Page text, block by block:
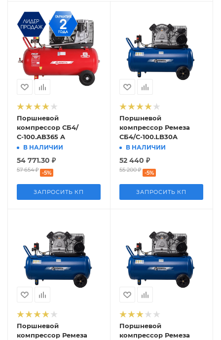
Поршневой
компрессор СБ4/
С-100.АВ365 A
В НАЛИЧИИ
54 771.30 ₽
57 654₽ -5%
ЗАПРОСИТЬ КП
Поршневой
компрессор Ремеза
СБ4/С-100.LB30A
В НАЛИЧИИ
52 440 ₽
55 200₽ -5%
ЗАПРОСИТЬ КП
Поршневой
компрессор Ремеза
Поршневой
компрессор Ремеза